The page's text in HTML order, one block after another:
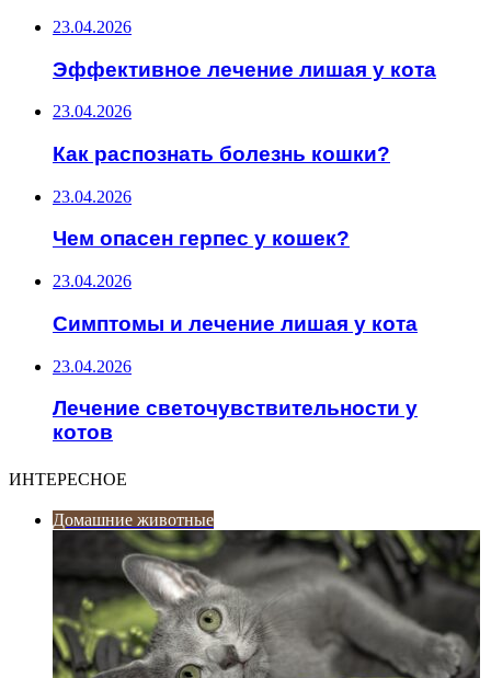
23.04.2026
Эффективное лечение лишая у кота
23.04.2026
Как распознать болезнь кошки?
23.04.2026
Чем опасен герпес у кошек?
23.04.2026
Симптомы и лечение лишая у кота
23.04.2026
Лечение светочувствительности у
котов
ИНТЕРЕСНОЕ
Домашние животные